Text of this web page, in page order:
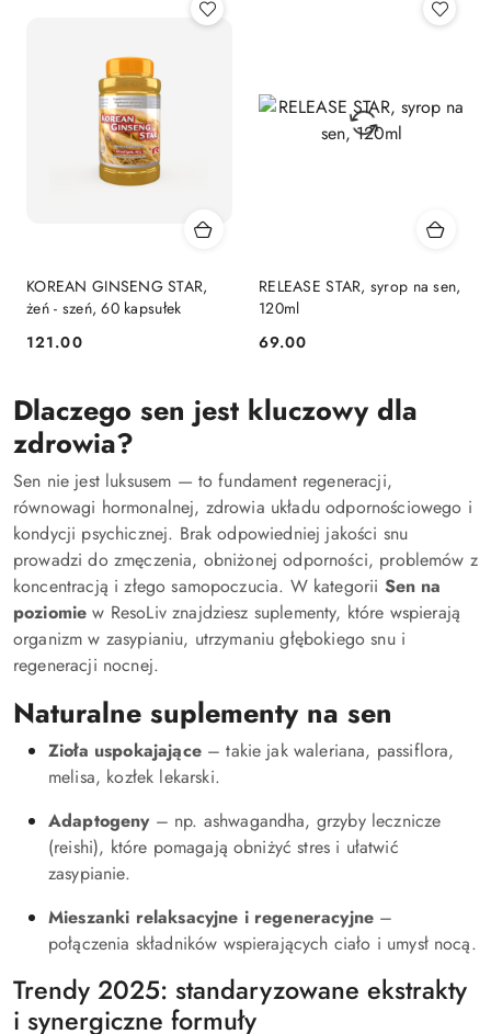
KOREAN GINSENG STAR,
żeń - szeń, 60 kapsułek
Cena:
121.00
RELEASE STAR, syrop na sen,
120ml
Cena:
69.00
Dlaczego sen jest kluczowy dla
zdrowia?
Sen nie jest luksusem — to fundament regeneracji,
równowagi hormonalnej, zdrowia układu odpornościowego i
kondycji psychicznej. Brak odpowiedniej jakości snu
prowadzi do zmęczenia, obniżonej odporności, problemów z
koncentracją i złego samopoczucia. W kategorii Sen na
poziomie w ResoLiv znajdziesz suplementy, które wspierają
organizm w zasypianiu, utrzymaniu głębokiego snu i
regeneracji nocnej.
Naturalne suplementy na sen
Zioła uspokajające– takie jak waleriana, passiflora,
melisa, kozłek lekarski.
Adaptogeny– np. ashwagandha, grzyby lecznicze
(reishi), które pomagają obniżyć stres i ułatwić
zasypianie.
Mieszanki relaksacyjne i regeneracyjne –
połączenia składników wspierających ciało i umysł nocą.
Trendy 2025: standaryzowane ekstrakty
i synergiczne formuły